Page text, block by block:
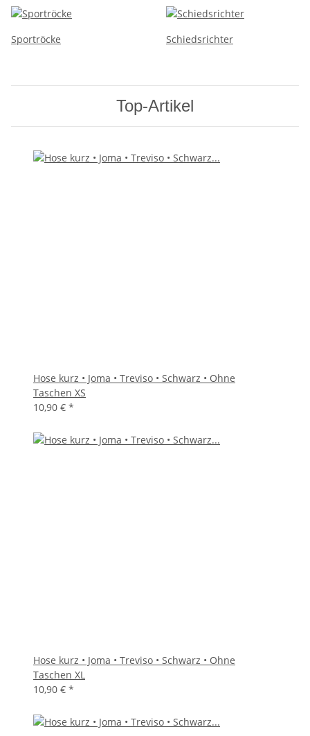
Sportröcke Schiedsrichter
Top-Artikel
Hose kurz • Joma • Treviso • Schwarz • Ohne
Taschen XS
10,90 € *
Hose kurz • Joma • Treviso • Schwarz • Ohne
Taschen XL
10,90 € *